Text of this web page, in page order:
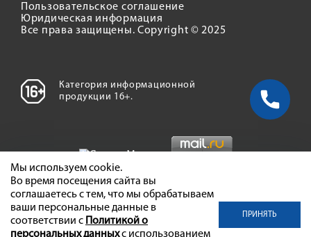
Пользовательское соглашение
Юридическая информация
Все права защищены. Copyright © 2025
Категория информационной
продукции 16+.
Мы используем cookie.
Во время посещения сайта вы
соглашаетесь с тем, что мы обрабатываем
ваши персональные данные в
соответствии с Политикой о
персональных данныхс использованием
ПРИНЯТЬ